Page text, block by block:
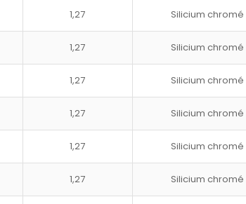
1,27 Silicium chromé
1,27 Silicium chromé
1,27 Silicium chromé
1,27 Silicium chromé
1,27 Silicium chromé
1,27 Silicium chromé